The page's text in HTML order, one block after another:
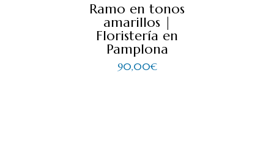
Ramo en tonos
amarillos |
Floristería en
Pamplona
90,00€